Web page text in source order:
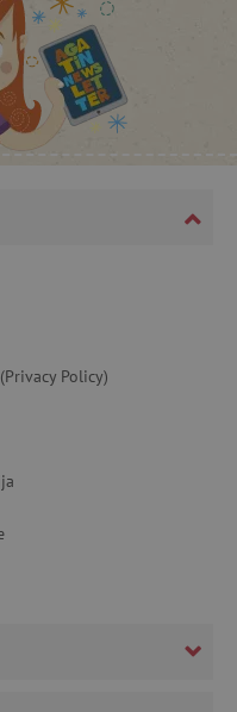
Policy)
www.agatinsvijet.hr